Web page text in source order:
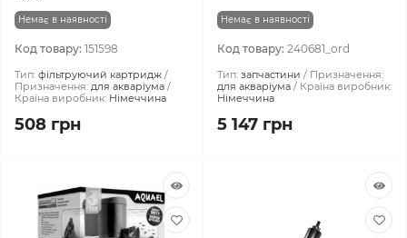
Немає в наявності
Код товару: 151598
Тип: фільтруючий картридж
Призначення: для акваріума
Країна виробник: Німеччина
508 грн
Немає в наявності
Код товару: 240681_ord
Тип: запчастини
Призначення:
для акваріума
Країна виробник:
Німеччина
5 147 грн